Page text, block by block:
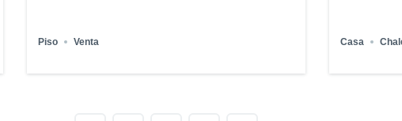
Piso Venta Casa